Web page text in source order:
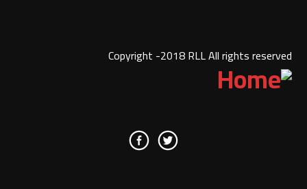
Copyright -2018 RLL All rights reserved